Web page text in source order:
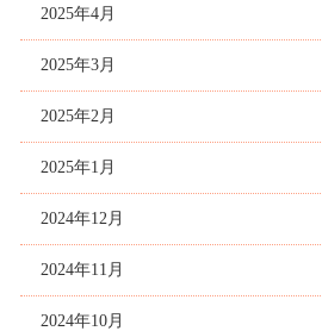
2025年4月
2025年3月
2025年2月
2025年1月
2024年12月
2024年11月
2024年10月